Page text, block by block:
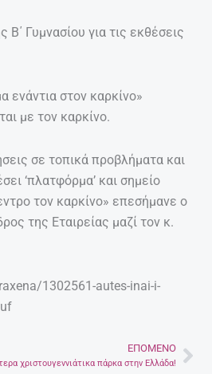
Γυμνασίου για τις εκθέσεις
ενάντια στον καρκίνο»
με τον καρκίνο.
σε τοπικά προβλήματα και
‘πλατφόρμα’ και σημείο
τον καρκίνο» επεσήμανε ο
της Εταιρείας μαζί τον κ.
1302561-autes-inai-i-
ΕΠΌΜΕΝΟ
χριστουγεννιάτικα πάρκα στην Ελλάδα!Next